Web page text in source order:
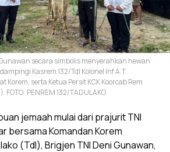
secara simbolis menyerahkan hewan
Kasrem 132/Tdl Kolonel Inf A.T.
Korem, serta Ketua Persit KCK Koorcab Rem
PENREM 132/TADULAKO
jemaah mulai dari prajurit TNI
bersama Komandan Korem
(Tdl), Brigjen TNI Deni Gunawan,